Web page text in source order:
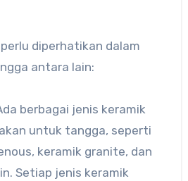
diperhatikan dalam
antara lain:
berbagai jenis keramik
untuk tangga, seperti
keramik granite, dan
Setiap jenis keramik